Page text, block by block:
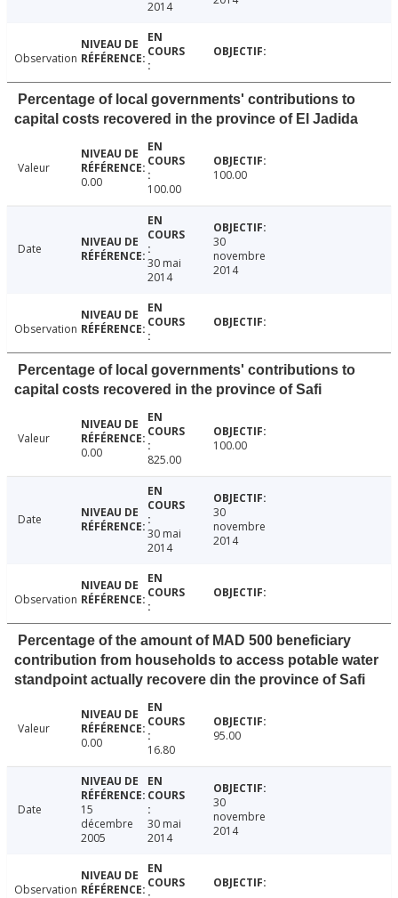
2014
Observation
Percentage of local governments' contributions to
capital costs recovered in the province of El Jadida
Valeur
0.00
100.00
100.00
Date
30 mai
2014
30
novembre
2014
Observation
Percentage of local governments' contributions to
capital costs recovered in the province of Safi
Valeur
0.00
825.00
100.00
Date
30 mai
2014
30
novembre
2014
Observation
Percentage of the amount of MAD 500 beneficiary
contribution from households to access potable water
standpoint actually recovere din the province of Safi
Valeur
0.00
16.80
95.00
Date
15
décembre
2005
30 mai
2014
30
novembre
2014
Observation